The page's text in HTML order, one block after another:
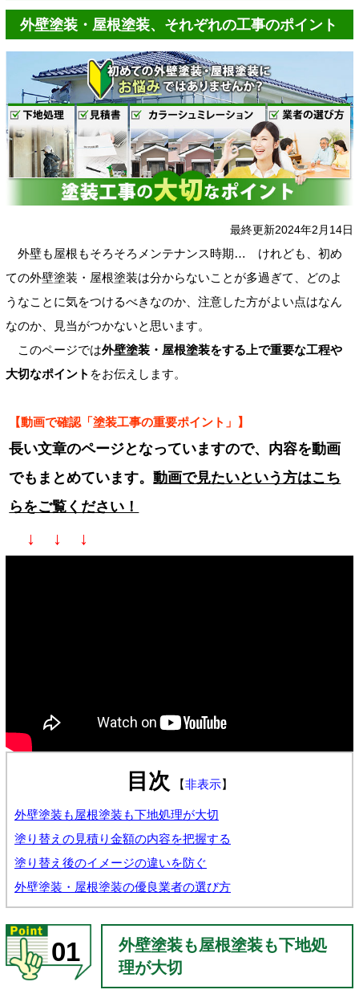
外壁塗装・屋根塗装、それぞれの工事のポイント
最終更新2024年2月14日
外壁も屋根もそろそろメンテナンス時期… けれども、初め
ての外壁塗装・屋根塗装は分からないことが多過ぎて、どのよ
うなことに気をつけるべきなのか、注意した方がよい点はなん
なのか、見当がつかないと思います。
このページでは外壁塗装・屋根塗装をする上で重要な工程や
大切なポイント をお伝えします。
【動画で確認「塗装工事の重要ポイント」】
長い文章のページとなっていますので、内容を動画
でもまとめています。動画で見たいという方はこち
らをご覧ください！
↓ ↓ ↓
目次 【非表示】
外壁塗装も屋根塗装も下地処理が大切
塗り替えの見積り金額の内容を把握する
塗り替え後のイメージの違いを防ぐ
外壁塗装・屋根塗装の優良業者の選び方
01
外壁塗装も屋根塗装も下地処
理が大切